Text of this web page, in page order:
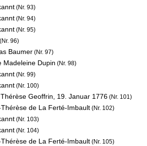
(Nr. 93)
(Nr. 94)
(Nr. 95)
(Nr. 96)
Baumer (Nr. 97)
Madeleine Dupin (Nr. 98)
(Nr. 99)
(Nr. 100)
Geoffrin, 19. Januar 1776 (Nr. 101)
de La Ferté-Imbault (Nr. 102)
(Nr. 103)
(Nr. 104)
de La Ferté-Imbault (Nr. 105)